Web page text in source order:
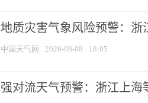
地质灾害气象风险预警：
中国天气网 2026-08-08 18:05
强对流天气预警：浙江上海